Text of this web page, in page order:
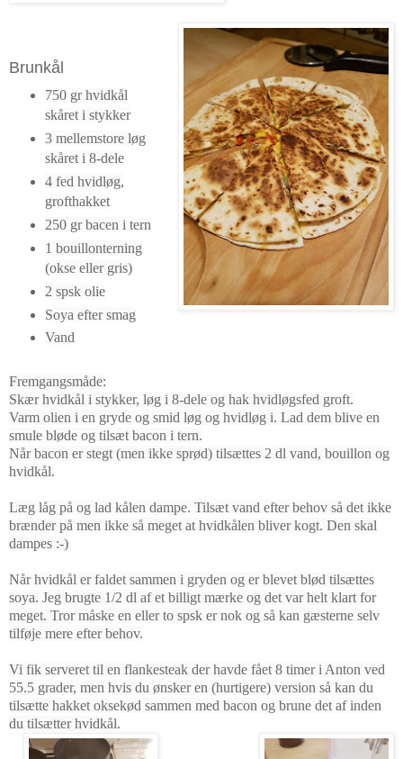
Brunkål
750 gr hvidkål
skåret i stykker
3 mellemstore løg
skåret i 8-dele
4 fed hvidløg,
grofthakket
250 gr bacen i tern
1 bouillonterning
(okse eller gris)
2 spsk olie
Soya efter smag
Vand
Fremgangsmåde:
Skær hvidkål i stykker, løg i 8-dele og hak hvidløgsfed groft.
Varm olien i en gryde og smid løg og hvidløg i. Lad dem blive en
smule bløde og tilsæt bacon i tern.
Når bacon er stegt (men ikke sprød) tilsættes 2 dl vand, bouillon og
hvidkål.
Læg låg på og lad kålen dampe. Tilsæt vand efter behov så det ikke
brænder på men ikke så meget at hvidkålen bliver kogt. Den skal
dampes :-)
Når hvidkål er faldet sammen i gryden og er blevet blød tilsættes
soya. Jeg brugte 1/2 dl af et billigt mærke og det var helt klart for
meget. Tror måske en eller to spsk er nok og så kan gæsterne selv
tilføje mere efter behov.
Vi fik serveret til en flankesteak der havde fået 8 timer i Anton ved
55.5 grader, men hvis du ønsker en (hurtigere) version så kan du
tilsætte hakket oksekød sammen med bacon og brune det af inden
du tilsætter hvidkål.